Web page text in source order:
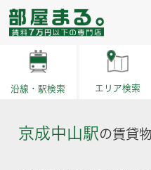
沿線・駅検索 エリア検索
京成中山駅 の賃貸